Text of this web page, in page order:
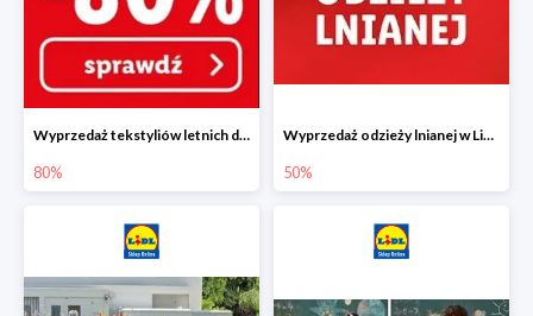
Wyprzedaż tekstyliów letnich dla dzieci w Lidlu Online do -80%
80%
Wyprzedaż odzieży lnianej w Lidlu Online do -50%
50%